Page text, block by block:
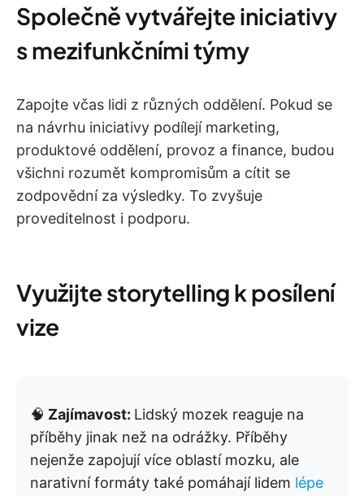
Společně vytvářejte iniciativy
s mezifunkčními týmy
Zapojte včas lidi z různých oddělení. Pokud se
na návrhu iniciativy podílejí marketing,
produktové oddělení, provoz a finance, budou
všichni rozumět kompromisům a cítit se
zodpovědní za výsledky. To zvyšuje
proveditelnost i podporu.
Využijte storytelling k posílení
vize
🧠 Zajímavost: Lidský mozek reaguje na
příběhy jinak než na odrážky. Příběhy
nejenže zapojují více oblastí mozku, ale
narativní formáty také pomáhají lidem lépe